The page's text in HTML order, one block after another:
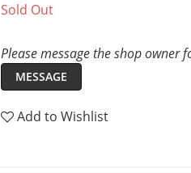
Sold Out
Please message the shop owner
MESSAGE
Add to Wishlist